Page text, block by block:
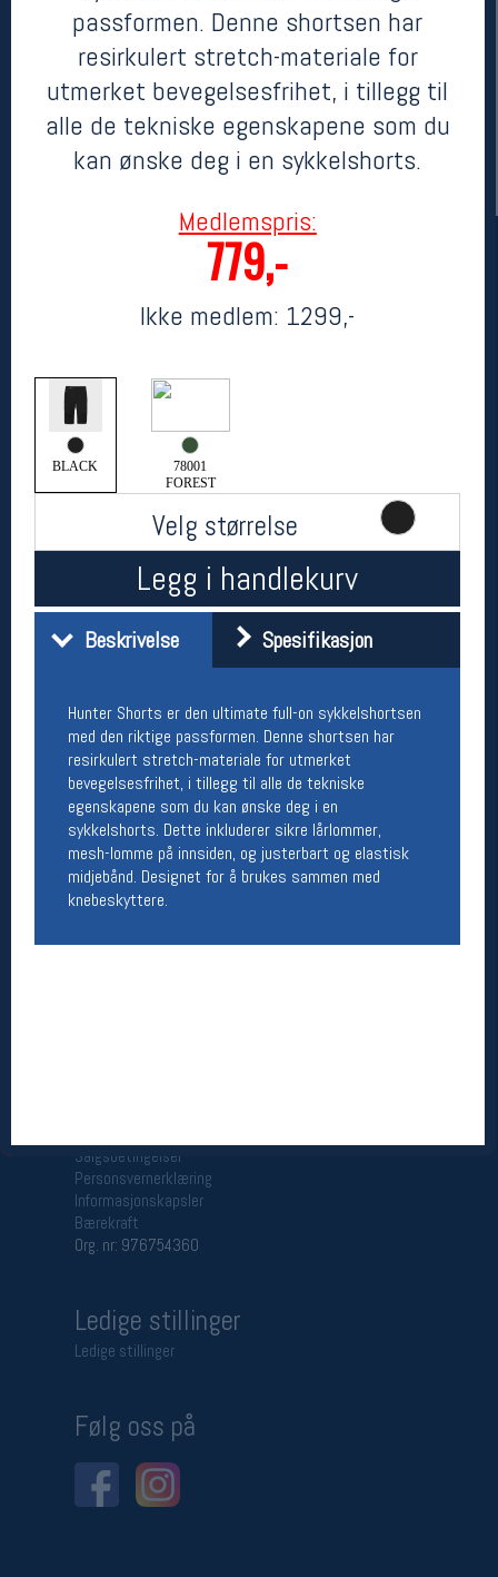
passformen. Denne shortsen har
resirkulert stretch-materiale for
utmerket bevegelsesfrihet, i tillegg til
alle de tekniske egenskapene som du
kan ønske deg i en sykkelshorts.
Medlemspris:
779,-
Ikke medlem: 1299,-
BLACK
78001
FOREST
Velg størrelse
Legg i handlekurv
Beskrivelse Spesifikasjon
Hunter Shorts er den ultimate full-on sykkelshortsen
med den riktige passformen. Denne shortsen har
resirkulert stretch-materiale for utmerket
bevegelsesfrihet, i tillegg til alle de tekniske
egenskapene som du kan ønske deg i en
sykkelshorts. Dette inkluderer sikre lårlommer,
mesh-lomme på innsiden, og justerbart og elastisk
midjebånd. Designet for å brukes sammen med
knebeskyttere.
Oslo Sportslager
Torggata 20
0183 Oslo
Telefon: 23 32 62 00
(telefontid man-fredag klokken 10-13)
Vis i kart
Åpningstider butikk
Man-Fredag:
11-18
Team Oslo Sportslager
Magasinet
Medlemstilbud og aktiviteter
MELD DEG INN GRATIS
Åpningstider verkstedet
Salgsbetingelser
Personsvernerklæring
Informasjonskapsler
Bærekraft
Org. nr: 976754360
Ledige stillinger
Ledige stillinger
Følg oss på